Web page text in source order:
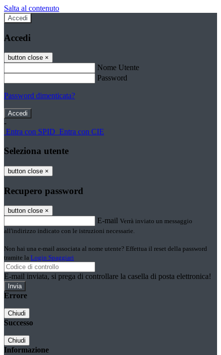
Salta al contenuto
Accedi
Accedi
button close ×
Nome Utente
Password
Password dimenticata?
-
Entra con SPID Entra con CIE
Seleziona utente
button close ×
Recupero password
button close ×
E-mail Verrà inviato un messaggio
all'indirizzo indicato con le istruzioni necessarie.
Non hai una e-mail associata al nome utente? Effettua il reset della password
tramite la Login Spaggiari
E-mail inviata, si prega di controllare la casella di posta elettronica!
Errore
Chiudi
Successo
Chiudi
Informazione